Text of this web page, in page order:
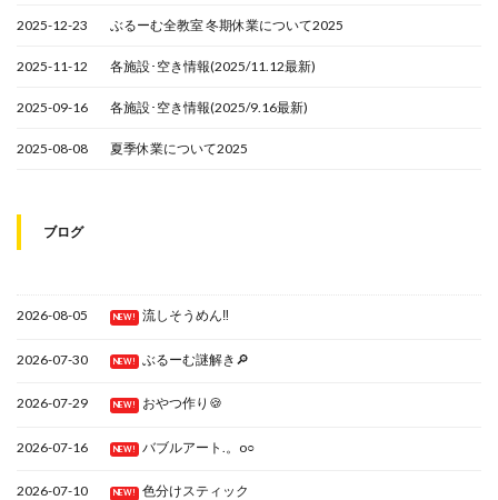
2025-12-23 ぶるーむ全教室 冬期休業について2025
2025-11-12 各施設･空き情報(2025/11.12最新)
2025-09-16 各施設･空き情報(2025/9.16最新)
2025-08-08 夏季休業について2025
ブログ
2026-08-05 NEW! 流しそうめん‼
2026-07-30 NEW! ぶるーむ謎解き🔎
2026-07-29 NEW! おやつ作り🍪
2026-07-16 NEW! バブルアート.。o○
2026-07-10 NEW! 色分けスティック